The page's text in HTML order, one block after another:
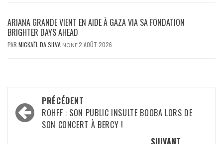
ARIANA GRANDE VIENT EN AIDE À GAZA VIA SA FONDATION
BRIGHTER DAYS AHEAD
PAR MICKAËL DA SILVA NONE2 AOÛT 2026
Navigation
d’article
PRÉCÉDENT
ROHFF : SON PUBLIC INSULTE BOOBA LORS DE
SON CONCERT À BERCY !